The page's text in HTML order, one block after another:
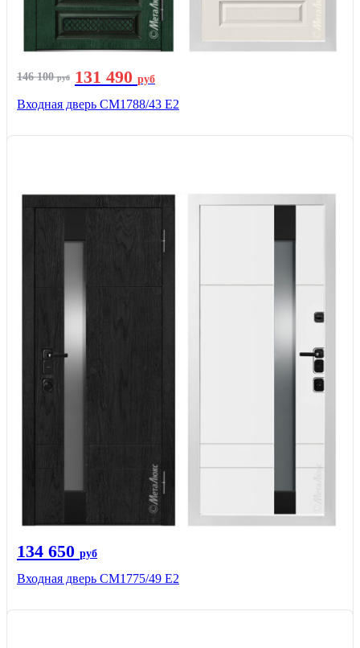
146 100руб 131 490 руб
Входная дверь СМ1788/43 E2
134 650 руб
Входная дверь СМ1775/49 Е2